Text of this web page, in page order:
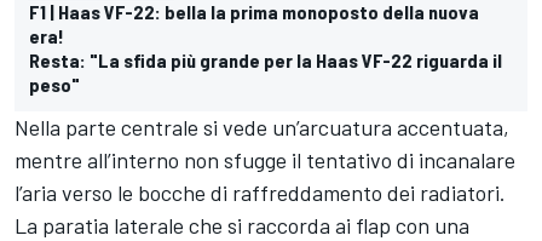
F1 | Haas VF-22: bella la prima monoposto della nuova
era!
Resta: "La sfida più grande per la Haas VF-22 riguarda il
peso"
Nella parte centrale si vede un’arcuatura accentuata,
mentre all’interno non sfugge il tentativo di incanalare
l’aria verso le bocche di raffreddamento dei radiatori.
La paratia laterale che si raccorda ai flap con una